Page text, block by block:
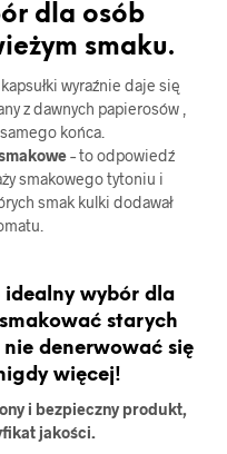
dla osób
smaku.
wyraźnie daje się
z dawnych papierosów ,
końca.
– to odpowiedź
smakowego tytoniu i
smak kulki dodawał
idealny wybór dla
starych
denerwować się
więcej!
i bezpieczny produkt,
jakości.